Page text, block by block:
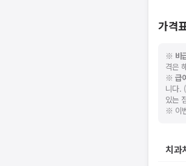
가격
※ 비
격은
※ 급
니다.
있는
※ 이
치과